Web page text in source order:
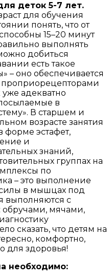
деток 5-7 лет.
для обучения
понять, что от
15–20 минут
выполнять
добиться
есть такое
– оно обеспечивается
адекватно
в
В старшем и
возрасте занятия
форме эстафет,
и
знаний,
группах на
по
– это выполнение
в мышцах под
выполняются с
мячами,
сказать, что детям на
комфортно,
для здоровья!
необходимо: